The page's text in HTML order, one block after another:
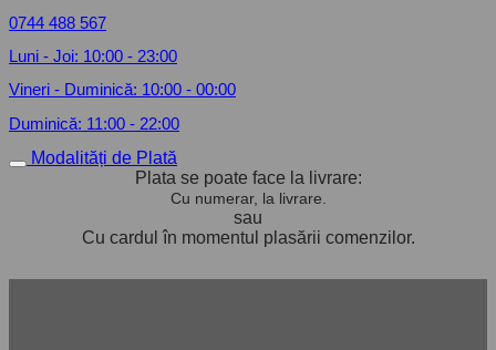
0744 488 567
Luni - Joi: 10:00 - 23:00
Vineri - Duminică: 10:00 - 00:00
Duminică: 11:00 - 22:00
Modalități de Plată
Plata se poate face la livrare:
Cu numerar, la livrare.
sau
Cu cardul în momentul plasării comenzilor.